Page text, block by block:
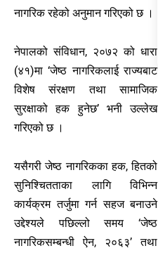
नागरिक रहेको अनुमान गरिएको छ ।
नेपालको संविधान, २०७२ को धारा
(४१)मा ‘जेष्ठ नागरिकलाई राज्यबाट
विशेष संरक्षण तथा सामाजिक
सुरक्षाको हक हुनेछ’ भनी उल्लेख
गरिएको छ ।
यसैगरी जेष्ठ नागरिकका हक, हितको
सुनिश्चितताका लागि विभिन्न
कार्यक्रम तर्जुमा गर्न सहज बनाउने
उद्देश्यले पछिल्लो समय ‘जेष्ठ
नागरिकसम्बन्धी ऐन, २०६३’ तथा